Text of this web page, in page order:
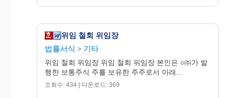
20 (서
초동)
등기권리자
서울특별시 중구 다동길 96 (다
동)
위임 철회 위임장
법률서식 > 기타
위임 철회 위임장 위임 철회 위임장 본인은 ○㈜가 발
행한 보통주식 주를 보유한 주주로서 아래...
조회수: 434 | 다운로드: 369